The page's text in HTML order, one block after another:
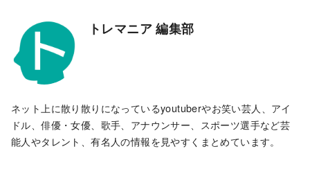
トレマニア 編集部
ネット上に散り散りになっているyoutuberやお笑い芸人、アイ
ドル、俳優・女優、歌手、アナウンサー、スポーツ選手など芸
能人やタレント、有名人の情報を見やすくまとめています。